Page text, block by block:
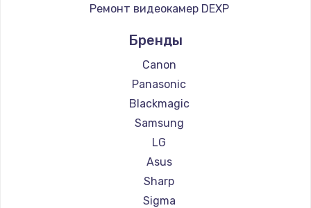
Ремонт видеокамер DEXP
Бренды
Canon
Panasonic
Blackmagic
Samsung
LG
Asus
Sharp
Sigma